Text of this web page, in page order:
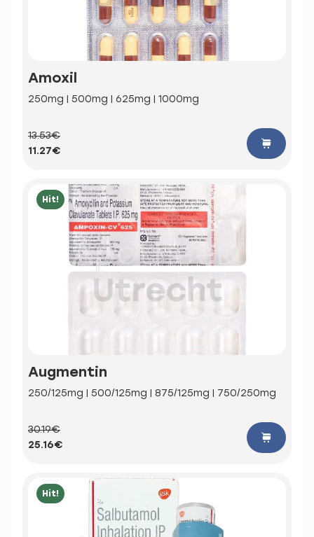
Amoxil
250mg | 500mg | 625mg | 1000mg
13.53€
11.27€
Hit!
Augmentin
250/125mg | 500/125mg | 875/125mg | 750/250mg
30.19€
25.16€
Hit!